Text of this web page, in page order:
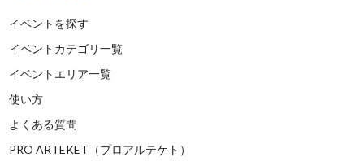
イベントを探す
イベントカテゴリ一覧
イベントエリア一覧
使い方
よくある質問
PRO ARTEKET（プロアルテケト）